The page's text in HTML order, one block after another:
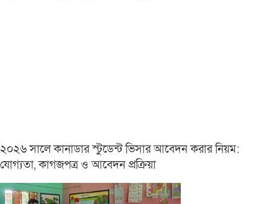
২০২৬ সালে কানাডার স্টুডেন্ট ভিসার আবেদন করার নিয়ম:
যোগ্যতা, কাগজপত্র ও আবেদন প্রক্রিয়া